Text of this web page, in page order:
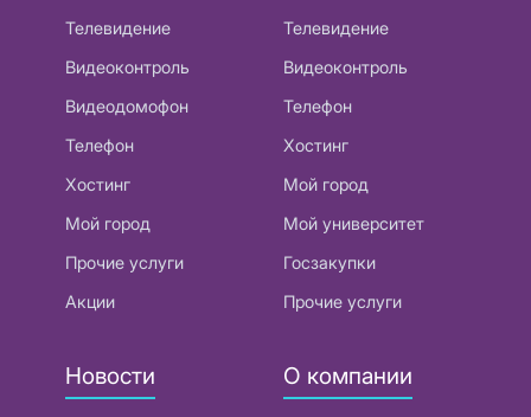
Телевидение
Видеоконтроль
Видеодомофон
Телефон
Хостинг
Мой город
Прочие услуги
Акции
Телевидение
Видеоконтроль
Телефон
Хостинг
Мой город
Мой университет
Госзакупки
Прочие услуги
Новости О компании